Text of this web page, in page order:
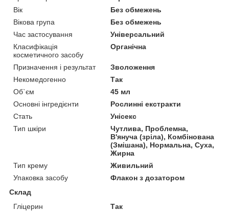
Вік
Без обмежень
Вікова група
Без обмежень
Час застосування
Універсальний
Класифікація
косметичного засобу
Органічна
Призначення і результат
Зволоження
Некомедогенно
Так
Об`єм
45 мл
Основні інгредієнти
Рослинні екстракти
Стать
Унісекс
Тип шкіри
Чутлива, Проблемна,
В'януча (зріла), Комбінована
(Змішана), Нормальна, Суха,
Жирна
Тип крему
Живильний
Упаковка засобу
Флакон з дозатором
Склад
Гліцерин
Так